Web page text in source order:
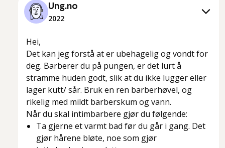
Ung.no
2022
Hei,
Det kan jeg forstå at er ubehagelig og vondt for
deg. Barberer du på pungen, er det lurt å
stramme huden godt, slik at du ikke lugger eller
lager kutt/ sår. Bruk en ren barberhøvel, og
rikelig med mildt barberskum og vann.
Når du skal intimbarbere gjør du følgende:
Ta gjerne et varmt bad før du går i gang. Det
gjør hårene bløte, noe som gjør